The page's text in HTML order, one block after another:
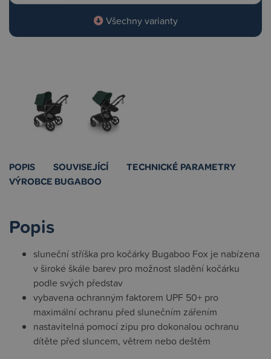
Všechny varianty
POPIS SOUVISEJÍCÍ
TECHNICKÉ PARAMETRY
VÝROBCE BUGABOO
Popis
sluneční stříška pro kočárky Bugaboo Fox je nabízena
v široké škále barev pro možnost sladění kočárku
podle svých představ
vybavena ochranným faktorem UPF 50+ pro
maximální ochranu před slunečním zářením
nastavitelná pomocí zipu pro dokonalou ochranu
dítěte před sluncem, větrem nebo deštěm